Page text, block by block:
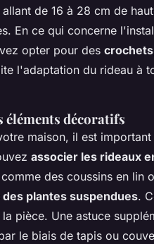
allant de 16 à 28 cm de
En ce qui concerne
opter pour des
l'adaptation du rideau à
éléments décoratifs
maison, il est
associer les rideaux
des coussins en lin
plantes suspendues.
pièce. Une astuce
le biais de tapis ou